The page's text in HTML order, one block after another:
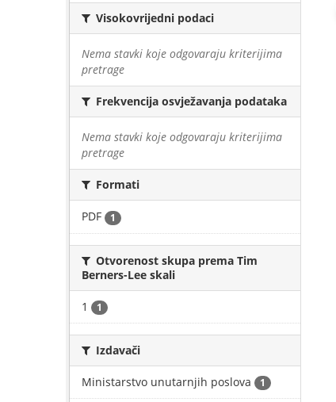
Visokovrijedni podaci
Nema stavki koje odgovaraju kriterijima
pretrage
Frekvencija osvježavanja podataka
Nema stavki koje odgovaraju kriterijima
pretrage
Formati
PDF 1
Otvorenost skupa prema Tim
Berners-Lee skali
1 1
Izdavači
Ministarstvo unutarnjih poslova 1